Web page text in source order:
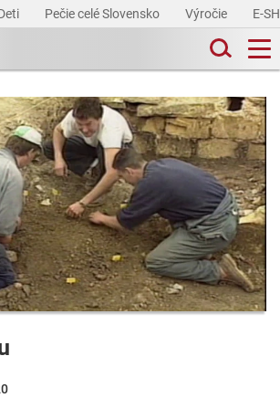
Pečie celé Slovensko Výročie E-